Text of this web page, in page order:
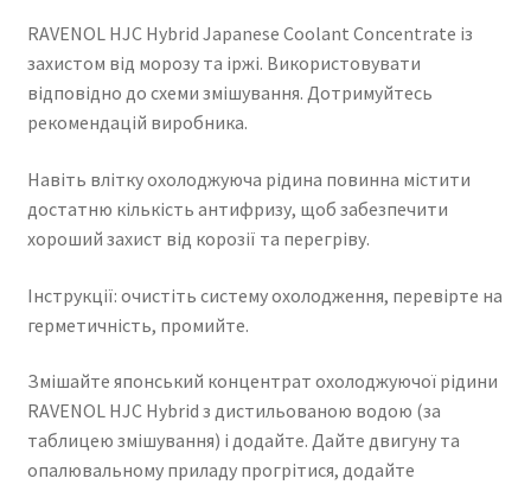
RAVENOL HJC Hybrid Japanese Coolant Concentrate із
захистом від морозу та іржі. Використовувати
відповідно до схеми змішування. Дотримуйтесь
рекомендацій виробника.
Навіть влітку охолоджуюча рідина повинна містити
достатню кількість антифризу, щоб забезпечити
хороший захист від корозії та перегріву.
Інструкції: очистіть систему охолодження, перевірте на
герметичність, промийте.
Змішайте японський концентрат охолоджуючої рідини
RAVENOL HJC Hybrid з дистильованою водою (за
таблицею змішування) і додайте. Дайте двигуну та
опалювальному приладу прогрітися, додайте